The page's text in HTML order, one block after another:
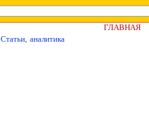
ГЛАВНАЯ
Статьи, аналитика